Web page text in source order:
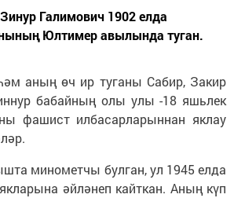
Галимович 1902 елда
Юлтимер авылында туган.
аның өч ир туганы Сабир, Закир
бабайның олы улы -18 яшьлек
фашист илбасарларыннан яклау
минометчы булган, ул 1945 елда
әйләнеп кайткан. Аның күп